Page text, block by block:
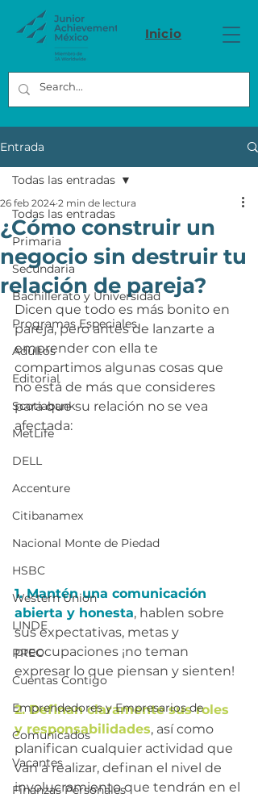
Inicio
Entrada
Todas las entradas
Primaria
Secundaria
Bachillerato y Universidad
Programas Especiales
Adultos
Editorial
Scotiabank
MetLife
DELL
Accenture
Citibanamex
Nacional Monte de Piedad
HSBC
Western Union
LINDE
PREC
Cuentas Contigo
Emprendedores y Empresarios de
Comunicados
Vacantes
Finanzas Personales
Todas las entradas
¿Cómo construir un
negocio sin destruir tu
relación de pareja?
26 feb 2024 2 min de lectura
Dicen que todo es más bonito en
pareja, pero antes de lanzarte a
emprender con ella te
compartimos algunas cosas que
no está de más que consideres
para que su relación no se vea
afectada:
1. Mantén una comunicación
abierta y honesta, hablen sobre
sus expectativas, metas y
preocupaciones ¡no teman
expresar lo que piensan y sienten!
2. Definan claramente sus roles
y responsabilidades, así como
planifican cualquier actividad que
van a realizar, definan el nivel de
involucramiento que tendrán en el